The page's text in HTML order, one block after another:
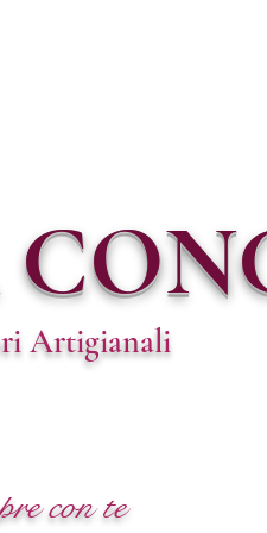
con te
Artigianali